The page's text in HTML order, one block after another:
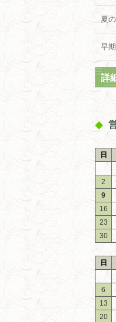
夏
早
詳
日
2
9
16
23
30
日
6
13
20